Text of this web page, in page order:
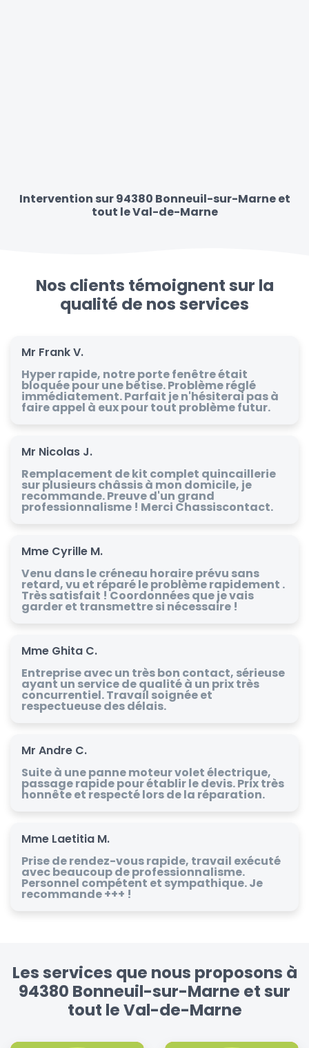
Intervention sur 94380 Bonneuil-sur-Marne et
tout le Val-de-Marne
Nos clients témoignent sur la
qualité de nos services
Mr Frank V.
Hyper rapide, notre porte fenêtre était
bloquée pour une bêtise. Problème réglé
immédiatement. Parfait je n'hésiterai pas à
faire appel à eux pour tout problème futur.
Mr Nicolas J.
Remplacement de kit complet quincaillerie
sur plusieurs châssis à mon domicile, je
recommande. Preuve d'un grand
professionnalisme ! Merci Chassiscontact.
Mme Cyrille M.
Venu dans le créneau horaire prévu sans
retard, vu et réparé le problème rapidement .
Très satisfait ! Coordonnées que je vais
garder et transmettre si nécessaire !
Mme Ghita C.
Entreprise avec un très bon contact, sérieuse
ayant un service de qualité à un prix très
concurrentiel. Travail soignée et
respectueuse des délais.
Mr Andre C.
Suite à une panne moteur volet électrique,
passage rapide pour établir le devis. Prix très
honnête et respecté lors de la réparation.
Mme Laetitia M.
Prise de rendez-vous rapide, travail exécuté
avec beaucoup de professionnalisme.
Personnel compétent et sympathique. Je
recommande +++ !
Les services que nous proposons à
94380 Bonneuil-sur-Marne et sur
tout le Val-de-Marne